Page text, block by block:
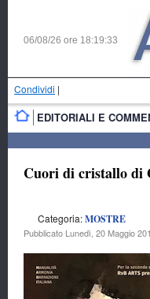
06/08/26 ore 18:19:34
Condividi |
EDITORIALI E
Cuori di cristallo di
Categoria:MOSTRE
Pubblicato Lunedì, 20 Maggio